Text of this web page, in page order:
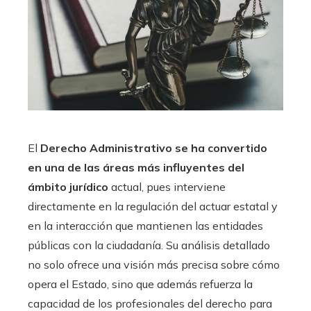
El Derecho Administrativo se ha convertido
en una de las áreas más influyentes del
ámbito jurídico actual, pues interviene
directamente en la regulación del actuar estatal y
en la interacción que mantienen las entidades
públicas con la ciudadanía. Su análisis detallado
no solo ofrece una visión más precisa sobre cómo
opera el Estado, sino que además refuerza la
capacidad de los profesionales del derecho para